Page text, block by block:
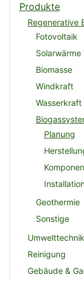
Produkte
Regenerative
Fotovoltaik
Solarwärme
Biomasse
Windkraft
Wasserkraft
Planung
Geothermie
Sonstige
Umwelttechnik
Reinigung
Gebäude &